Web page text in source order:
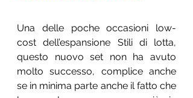
Una delle poche occasioni low-
cost dell’espansione Stili di lotta,
questo nuovo set non ha avuto
molto successo, complice anche
se in minima parte anche il fatto che